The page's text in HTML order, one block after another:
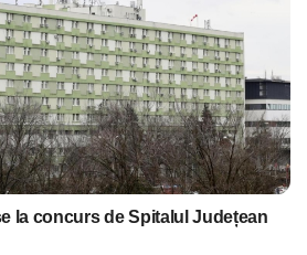
la concurs de Spitalul Județean